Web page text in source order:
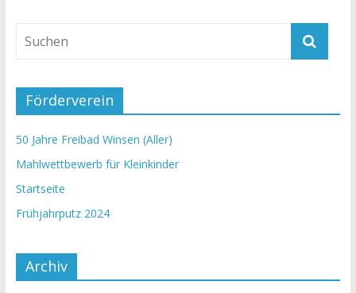
Förderverein
50 Jahre Freibad Winsen (Aller)
Mahlwettbewerb für Kleinkinder
Startseite
Frühjahrputz 2024
Archiv